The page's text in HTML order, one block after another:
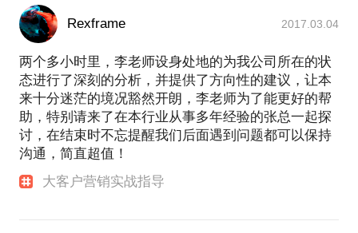
Rexframe 2017.03.04
两个多小时里，李老师设身处地的为我公司所在的状
态进行了深刻的分析，并提供了方向性的建议，让本
来十分迷茫的境况豁然开朗，李老师为了能更好的帮
助，特别请来了在本行业从事多年经验的张总一起探
讨，在结束时不忘提醒我们后面遇到问题都可以保持
沟通，简直超值！
大客户营销实战指导